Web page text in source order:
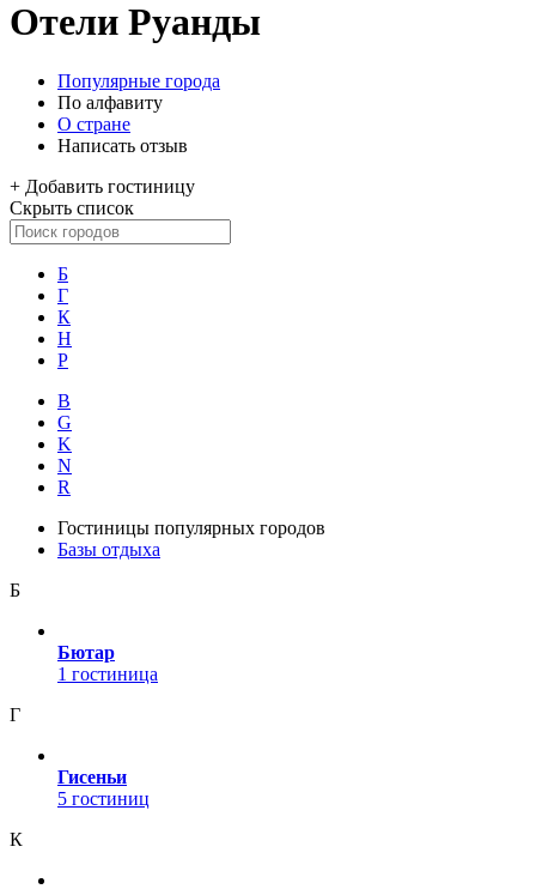
Отели Руанды
Популярные города
По алфавиту
О стране
Написать отзыв
+ Добавить гостиницу
Скрыть список
Б
Г
К
Н
Р
B
G
K
N
R
Гостиницы популярных городов
Базы отдыха
Б
Бютар
1 гостиница
Г
Гисеньи
5 гостиниц
К